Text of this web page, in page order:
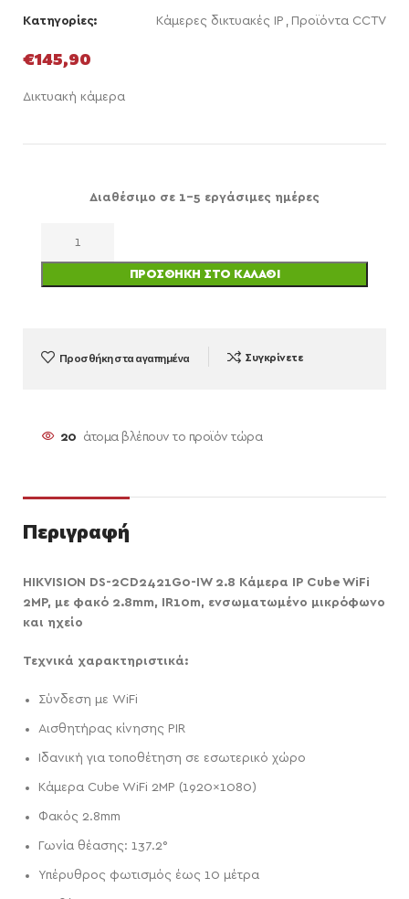
Κατηγορίες: Κάμερες δικτυακές IP , Προϊόντα CCTV
€145,90
Δικτυακή κάμερα
Διαθέσιμο σε 1-5 εργάσιμες ημέρες
ΠΡΟΣΘΉΚΗ ΣΤΟ ΚΑΛΆΘΙ
Προσθήκη στα αγαπημένα Συγκρίνετε
20 άτομα βλέπουν το προϊόν τώρα
Περιγραφή
HIKVISION DS-2CD2421G0-IW 2.8 Κάμερα IP Cube WiFi
2MP, με φακό 2.8mm, IR10m, ενσωματωμένο μικρόφωνο
και ηχείο
Τεχνικά χαρακτηριστικά:
Σύνδεση με WiFi
Αισθητήρας κίνησης PIR
Ιδανική για τοποθέτηση σε εσωτερικό χώρο
Κάμερα Cube WiFi 2MP (1920×1080)
Φακός 2.8mm
Γωνία θέασης: 137.2°
Υπέρυθρος φωτισμός έως 10 μέτρα